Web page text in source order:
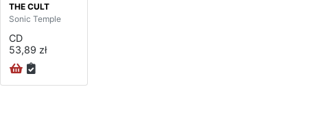
THE CULT
Sonic Temple
CD
53,89 zł